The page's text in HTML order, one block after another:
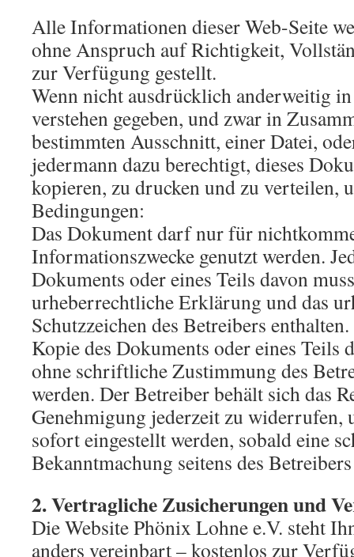
Alle Informationen dieser Web-Seite
ohne Anspruch auf Richtigkeit,
zur Verfügung gestellt.
Wenn nicht ausdrücklich anderweitig
verstehen gegeben, und zwar in
bestimmten Ausschnitt, einer Datei,
jedermann dazu berechtigt, dieses
kopieren, zu drucken und zu verteilen,
Bedingungen:
Das Dokument darf nur für
Informationszwecke genutzt werden.
Dokuments oder eines Teils davon
urheberrechtliche Erklärung und das
Schutzzeichen des Betreibers
Kopie des Dokuments oder eines Teils
ohne schriftliche Zustimmung des
werden. Der Betreiber behält sich das
Genehmigung jederzeit zu widerrufen,
sofort eingestellt werden, sobald eine
Bekanntmachung seitens des
2. Vertragliche Zusicherungen und
Die Website Phönix Lohne e.V. steht
anders vereinbart – kostenlos zur